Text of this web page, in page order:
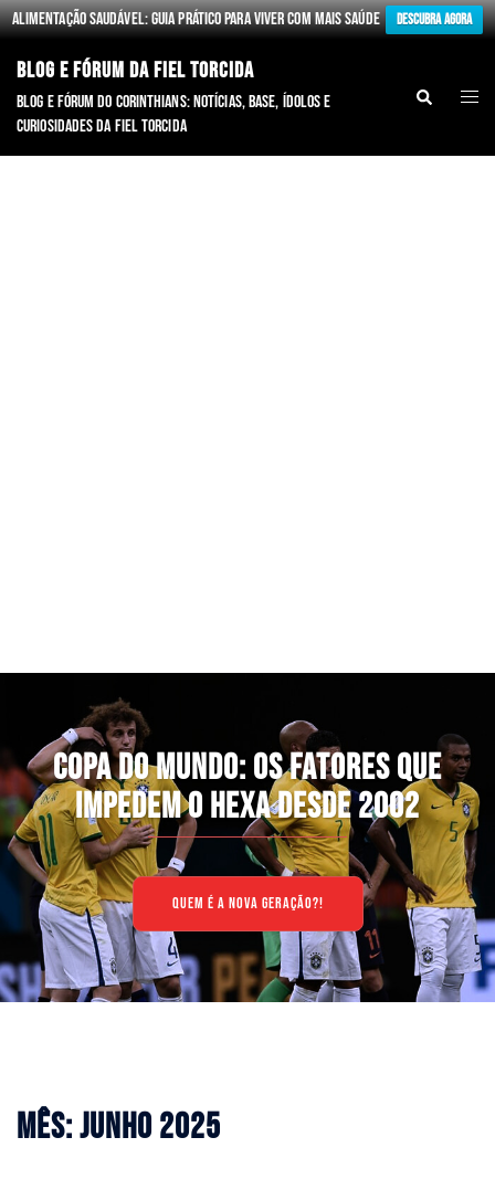
Alimentação Saudável: Guia Prático para Viver com Mais Saúde Descubra Agora
BLOG E FÓRUM DA FIEL TORCIDA
Blog e fórum do Corinthians: notícias, base, ídolos e
curiosidades da Fiel torcida
COPA DO MUNDO: OS FATORES QUE
IMPEDEM O HEXA DESDE 2002
QUEM É A NOVA GERAÇÃO?!
MÊS:JUNHO 2025